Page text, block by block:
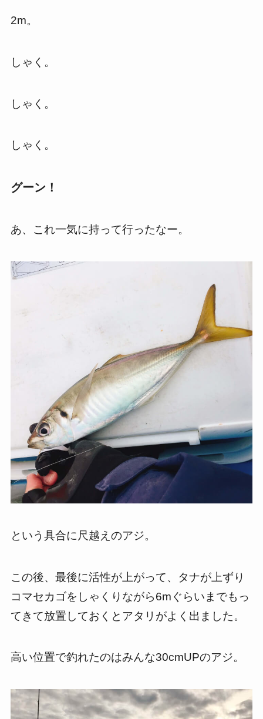
2m。
しゃく。
しゃく。
しゃく。
グーン！
あ、これ一気に持って行ったなー。
という具合に尺越えのアジ。
この後、最後に活性が上がって、タナが上ずり
コマセカゴをしゃくりながら6mぐらいまでもっ
てきて放置しておくとアタリがよく出ました。
高い位置で釣れたのはみんな30cmUPのアジ。